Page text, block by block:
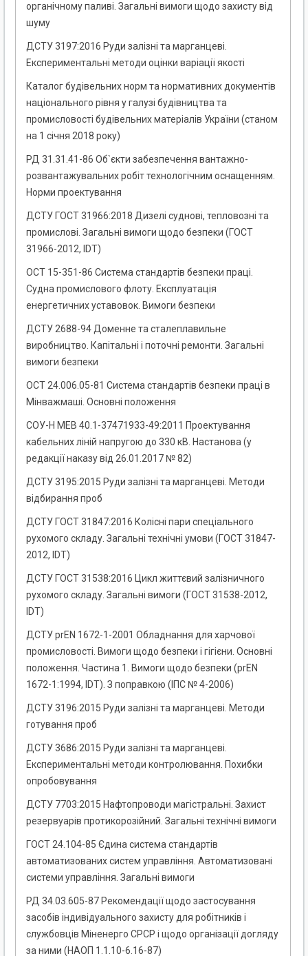
органічному паливі. Загальні вимоги щодо захисту від
шуму
ДСТУ 3197:2016 Руди залізні та марганцеві.
Експериментальні методи оцінки варіації якості
Каталог будівельних норм та нормативних документів
національного рівня у галузі будівництва та
промисловості будівельних матеріалів України (станом
на 1 січня 2018 року)
РД 31.31.41-86 Об`єкти забезпечення вантажно-
розвантажувальних робіт технологічним оснащенням.
Норми проектування
ДСТУ ГОСТ 31966:2018 Дизелі суднові, тепловозні та
промислові. Загальні вимоги щодо безпеки (ГОСТ
31966-2012, IDT)
ОСТ 15-351-86 Система стандартів безпеки праці.
Судна промислового флоту. Експлуатація
енергетичних уставовок. Вимоги безпеки
ДСТУ 2688-94 Доменне та сталеплавильне
виробництво. Капітальні і поточні ремонти. Загальні
вимоги безпеки
ОСТ 24.006.05-81 Система стандартів безпеки праці в
Мінважмаші. Основні положення
СОУ-Н МЕВ 40.1-37471933-49:2011 Проектування
кабельних ліній напругою до 330 кВ. Настанова (у
редакції наказу від 26.01.2017 № 82)
ДСТУ 3195:2015 Руди залізні та марганцеві. Методи
відбирання проб
ДСТУ ГОСТ 31847:2016 Колісні пари спеціального
рухомого складу. Загальні технічні умови (ГОСТ 31847-
2012, IDT)
ДСТУ ГОСТ 31538:2016 Цикл життєвий залізничного
рухомого складу. Загальні вимоги (ГОСТ 31538-2012,
IDT)
ДСТУ prEN 1672-1-2001 Обладнання для харчової
промисловості. Вимоги щодо безпеки і гігієни. Основні
положення. Частина 1. Вимоги щодо безпеки (prEN
1672-1:1994, IDТ). З поправкою (ІПС № 4-2006)
ДСТУ 3196:2015 Руди залізні та марганцеві. Методи
готування проб
ДСТУ 3686:2015 Руди залізні та марганцеві.
Експериментальні методи контролювання. Похибки
опробовування
ДСТУ 7703:2015 Нафтопроводи магістральні. Захист
резервуарів протикорозійний. Загальні технічні вимоги
ГОСТ 24.104-85 Єдина система стандартів
автоматизованих систем управління. Автоматизовані
системи управління. Загальні вимоги
РД 34.03.605-87 Рекомендації щодо застосування
засобів індивідуального захисту для робітників і
службовців Міненерго СРСР і щодо організації догляду
за ними (НАОП 1.1.10-6.16-87)